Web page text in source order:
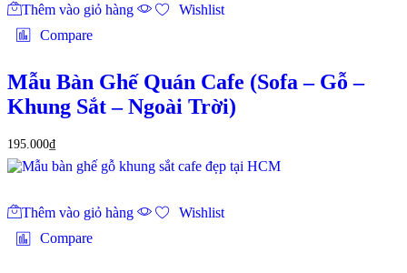
Thêm vào giỏ hàng
Wishlist
Compare
Mẫu Bàn Ghế Quán Cafe (Sofa – Gỗ –
Khung Sắt – Ngoài Trời)
195.000₫
Thêm vào giỏ hàng
Wishlist
Compare